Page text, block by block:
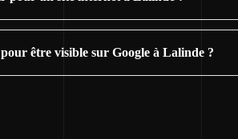
être visible sur Google à Lalinde ?